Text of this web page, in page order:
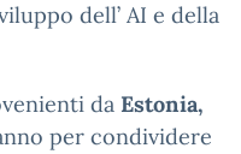
dell’ AI e della
da Estonia,
per condividere